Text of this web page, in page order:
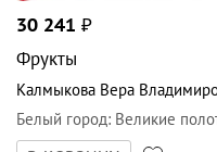
30 241 ₽
Фрукты
Калмыкова Вера
Белый город: Великие